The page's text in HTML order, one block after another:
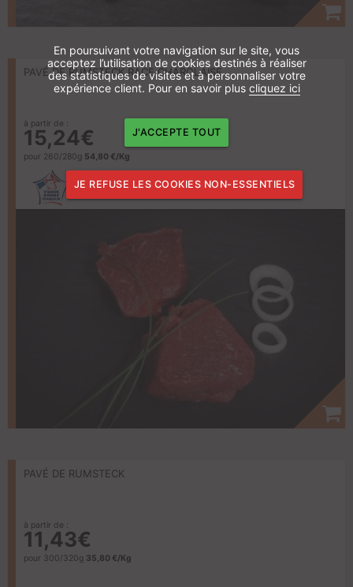
PAVÉ DE RUMSTECK RACE CHAROLAISE
à partir de :
15,24€
pour 260/280g 54,80 €/Kg
PAVÉ DE RUMSTECK
à partir de :
11,43€
pour 300/320g 35,80 €/Kg
En poursuivant votre navigation sur le site, vous
acceptez l’utilisation de cookies destinés à réaliser
des statistiques de visites et à personnaliser votre
expérience client. Pour en savoir plus cliquez ici
J'ACCEPTE TOUT
JE REFUSE LES COOKIES NON-ESSENTIELS